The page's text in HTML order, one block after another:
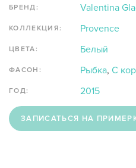
БРЕНД: Valentina
КОЛЛЕКЦИЯ: Provence
ЦВЕТА: Белый
ФАСОН: Рыбка, С
ГОД: 2015
ЗАПИСАТЬСЯ НА